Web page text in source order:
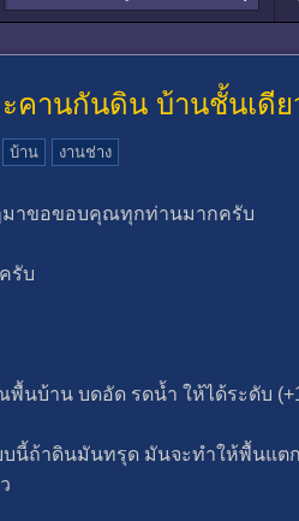
คานกันดิน บ้านชั้นเดีย
บ้าน งานช่าง
มาขอขอบคุณทุกท่านมากครับ
รับ
นบ้าน บดอัด รดน้ำ ให้ได้ระดับ
บนี้ถ้าดินมันทรุด มันจะทำให้พื้นแต